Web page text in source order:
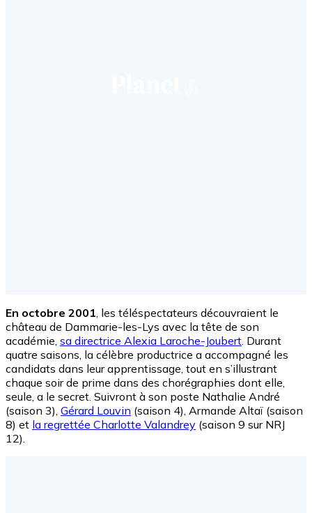
En octobre 2001 , les téléspectateurs découvraient le
château de Dammarie-les-Lys avec la tête de son
académie, sa directrice Alexia Laroche-Joubert . Durant
quatre saisons, la célèbre productrice a accompagné les
candidats dans leur apprentissage, tout en s’illustrant
chaque soir de prime dans des chorégraphies dont elle,
seule, a le secret. Suivront à son poste Nathalie André
(saison 3), Gérard Louvin (saison 4), Armande Altaï (saison
8) et la regrettée Charlotte Valandrey (saison 9 sur NRJ
12).